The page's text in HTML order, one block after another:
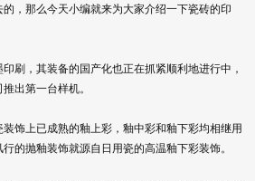
，那么今天小编就来为大家介绍一下瓷砖的印
刷，其装备的国产化也正在抓紧顺利地进行中，
出第一台样机。
饰上已成熟的釉上彩，釉中彩和釉下彩均相继用
的抛釉装饰就源自日用瓷的高温釉下彩装饰。